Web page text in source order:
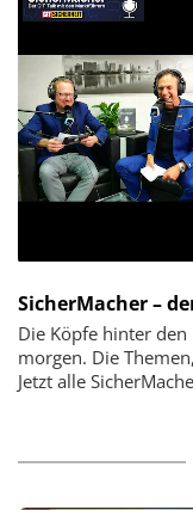
SicherMacher –
Die Köpfe hinter
morgen. Die
Jetzt alle